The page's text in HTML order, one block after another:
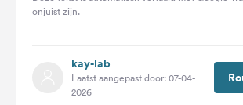
onjuist zijn.
kay-lab
Laatst aangepast door: 07-04-
2026